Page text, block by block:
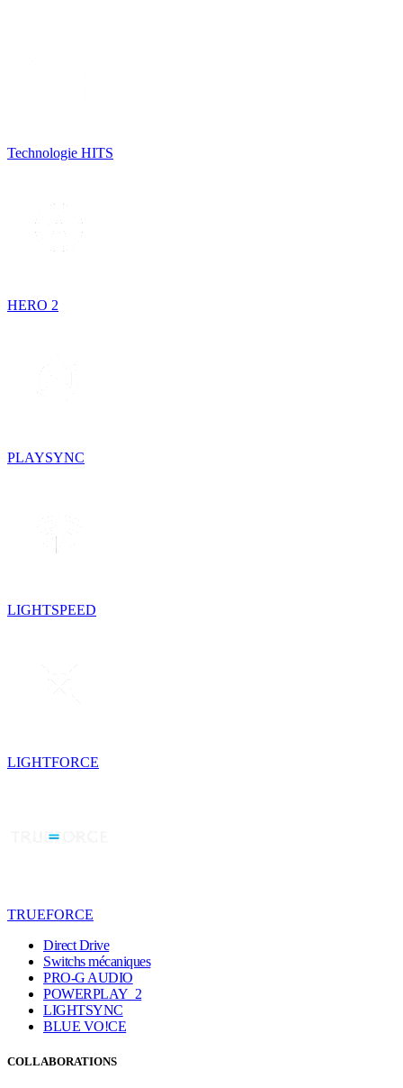
Technologie HITS
HERO 2
PLAYSYNC
LIGHTSPEED
LIGHTFORCE
TRUEFORCE
Direct Drive
Switchs mécaniques
PRO-G AUDIO
POWERPLAY 2
LIGHTSYNC
BLUE VO!CE
COLLABORATIONS